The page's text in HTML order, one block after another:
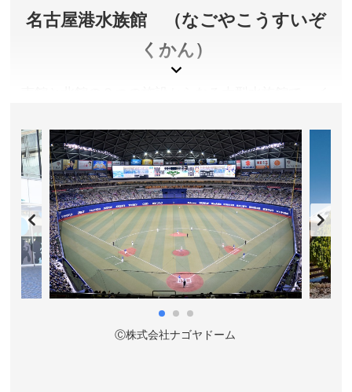
名古屋港水族館 （なごやこうすいぞ
くかん）
くサンゴ礁大水槽は迫力満点です。
愛知県名古屋市
入館料／大人2,030円、高校生2,030円、小中学生1,010
円、幼児(4歳以上)500円、夜間入館:大人1,620円、高校
生1,620円、小中学生800円、幼児(4歳以上)400円 ※夜
間入館券はゴールデンウィークおよび夏休み期間などの
夜間営業日に17時以降に入館する場合の料金です。
営業時間／9:30～17:30 ※季節によって変動します。詳
しくは公式サイトをご確認ください。
休館日／毎週月曜日 ※祝日の場合は翌日 ※GW・7月〜
Ⓒ株式会社ナゴヤドーム